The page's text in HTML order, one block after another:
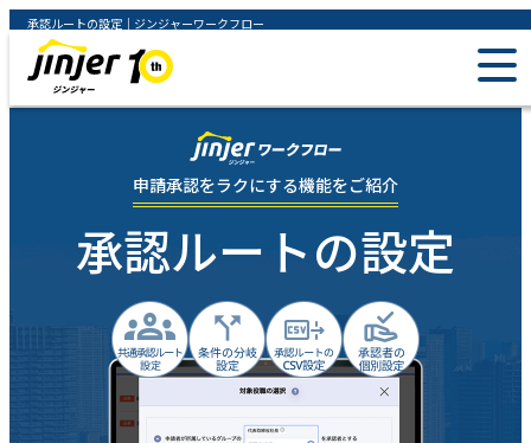
承認ルートの設定｜ジンジャーワークフロー
申請承認をラクにする機能をご紹介
承認ルートの設定